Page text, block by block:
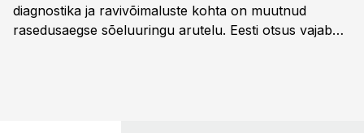
diagnostika ja ravivõimaluste kohta on muutnud
rasedusaegse sõeluuringu arutelu. Eesti otsus vajab